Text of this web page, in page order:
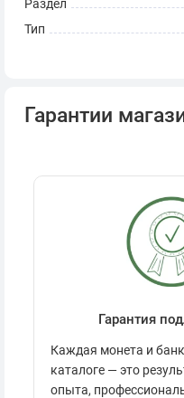
Раздел
Тип
Гарантии
Гарантия
Каждая монета и
каталоге — это
опыта,